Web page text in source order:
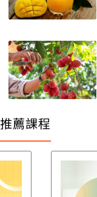
推薦課程